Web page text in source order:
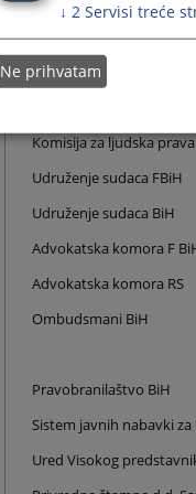
Agencija za državnu
Službeni list BiH
Komisija za ljudska
Udruženje sudaca FBiH
Udruženje sudaca BiH
Advokatska komora F
Advokatska komora RS
Ombudsmani BiH
Pravobranilaštvo BiH
Sistem javnih nabavki za
Ured Visokog
↓ 2 Servisi treće
Ne prihvatam